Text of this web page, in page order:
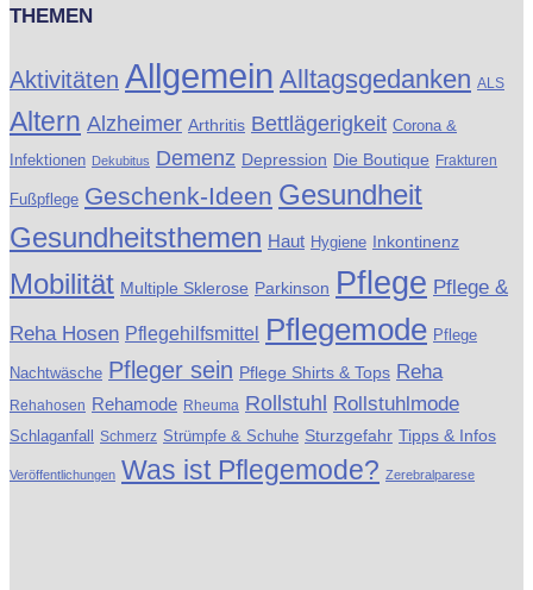
THEMEN
Aktivitäten Allgemein Alltagsgedanken ALS
Altern Alzheimer Arthritis Bettlägerigkeit Corona &
Infektionen Dekubitus Demenz Depression Die Boutique Frakturen
Fußpflege Geschenk-Ideen Gesundheit
Gesundheitsthemen Haut Hygiene Inkontinenz
Mobilität Multiple Sklerose Parkinson Pflege Pflege &
Reha Hosen Pflegehilfsmittel Pflegemode Pflege
Nachtwäsche Pfleger sein Pflege Shirts & Tops Reha
Rehahosen Rehamode Rheuma Rollstuhl Rollstuhlmode
Schlaganfall Schmerz Strümpfe & Schuhe Sturzgefahr Tipps & Infos
Veröffentlichungen Was ist Pflegemode? Zerebralparese